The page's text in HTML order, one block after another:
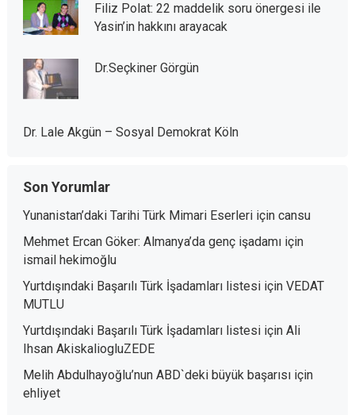
Filiz Polat: 22 maddelik soru önergesi ile
Yasin’in hakkını arayacak
Dr.Seçkiner Görgün
Dr. Lale Akgün – Sosyal Demokrat Köln
Son Yorumlar
Yunanistan’daki Tarihi Türk Mimari Eserleriiçin cansu
Mehmet Ercan Göker: Almanya’da genç işadamıiçin
ismail hekimoğlu
Yurtdışındaki Başarılı Türk İşadamları listesiiçin VEDAT
MUTLU
Yurtdışındaki Başarılı Türk İşadamları listesiiçin Ali
Ihsan AkiskaliogluZEDE
Melih Abdulhayoğlu’nun ABD`deki büyük başarısıiçin
ehliyet